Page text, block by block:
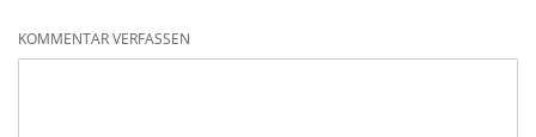
KOMMENTAR VERFASSEN